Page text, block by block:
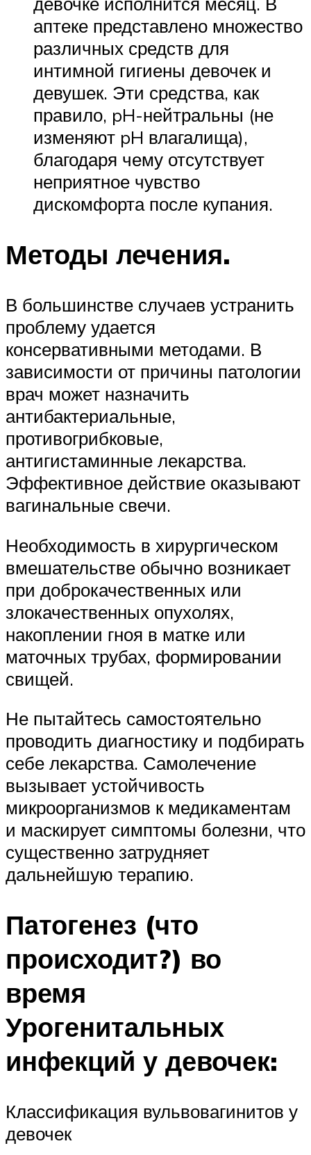
аптеке представлено множество
различных средств для
интимной гигиены девочек и
девушек. Эти средства, как
правило, pH-нейтральны (не
изменяют pH влагалища),
благодаря чему отсутствует
неприятное чувство
дискомфорта после купания.
Методы лечения.
В большинстве случаев устранить
проблему удается
консервативными методами. В
зависимости от причины патологии
врач может назначить
антибактериальные,
противогрибковые,
антигистаминные лекарства.
Эффективное действие оказывают
вагинальные свечи.
Необходимость в хирургическом
вмешательстве обычно возникает
при доброкачественных или
злокачественных опухолях,
накоплении гноя в матке или
маточных трубах, формировании
свищей.
Не пытайтесь самостоятельно
проводить диагностику и подбирать
себе лекарства. Самолечение
вызывает устойчивость
микроорганизмов к медикаментам
и маскирует симптомы болезни, что
существенно затрудняет
дальнейшую терапию.
Патогенез (что
происходит?) во
время
Урогенитальных
инфекций у девочек:
Классификация вульвовагинитов у
девочек